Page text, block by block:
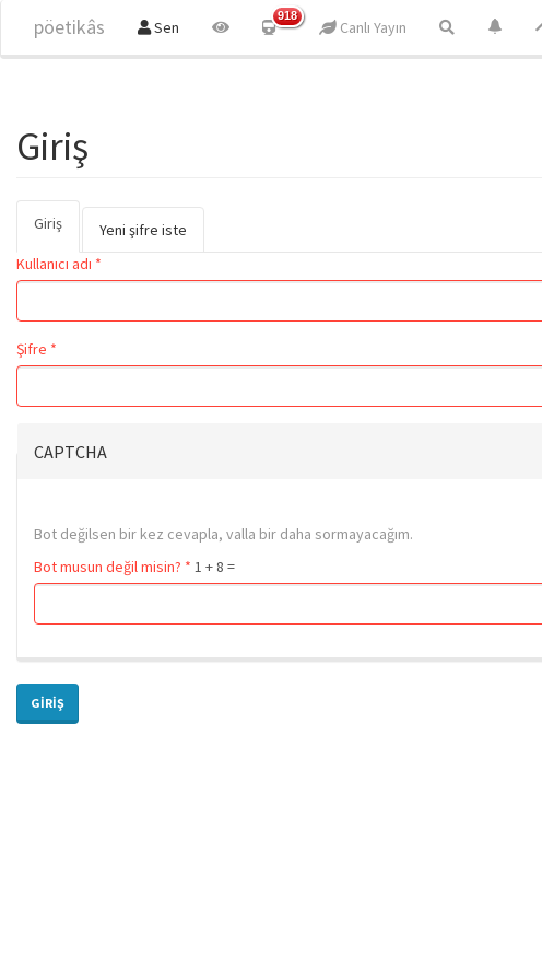
pöetikâs Sen
918
Canlı Yayın
Giriş
Birincil sekmeler
Giriş
Yeni şifre iste
Kullanıcı adı *
Şifre *
CAPTCHA
Bot değilsen bir kez cevapla, valla bir daha sormayacağım.
Bot musun değil misin? * 1 + 8 =
GIRIŞ